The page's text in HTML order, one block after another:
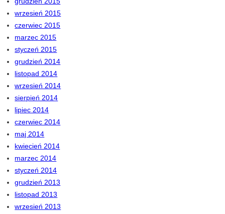
wrzesień 2015
czerwiec 2015
marzec 2015
styczeń 2015
grudzień 2014
listopad 2014
wrzesień 2014
sierpień 2014
lipiec 2014
czerwiec 2014
maj 2014
kwiecień 2014
marzec 2014
styczeń 2014
grudzień 2013
listopad 2013
wrzesień 2013